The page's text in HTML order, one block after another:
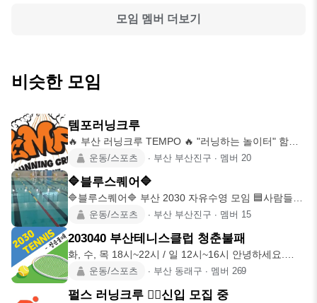
모임 멤버 더보기
비슷한 모임
템포러닝크루
🔥 부산 러닝크루 TEMPO 🔥 "러닝하는 놀이터" 함께
뛰고, 함께
운동/스포츠 ∙ 부산 부산진구 ∙ 멤버 20
🔷️블루스퀘어🔷️
🔷블루스퀘어🔷 부산 2030 자유수영 모임 🟦사람들이
자유롭게 모이는
운동/스포츠 ∙ 부산 부산진구 ∙ 멤버 15
203040 부산테니스클럽 청춘불패
화, 수, 목 18시~22시 / 일 12시~16시 안녕하세요.
2030 운동/스포츠 ∙ 부산 동래구 ∙ 멤버 269
펄스 러닝크루 🏃‍♂️신입 모집 중